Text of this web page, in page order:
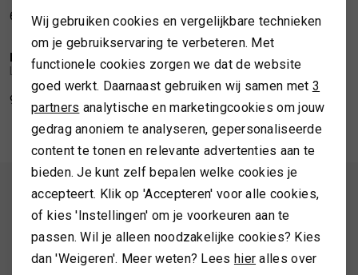
TASSEN
TOPS EN SHIRTS
TRUIEN
VESTEN
60,00 149,99 107,96 269,90
/2
SALE
LIU.JO
Liu Jo Jacket navetta boucle
96,00 239,99
1/2
LIU.JO
Liu Jo Knit skirt with sequins
159,99
ALTIJD ALS EERSTE OP DE HOOGTE ZIJN?
Schrijf je in en ontvang 10% korting op je 1e bestelling
Analytische cookies
Marketing cookies
Wij gebruiken cookies en vergelijkbare technieken
om je gebruikservaring te verbeteren. Met
functionele cookies zorgen we dat de website
goed werkt. Daarnaast gebruiken wij samen met 3
partners analytische en marketingcookies om jouw
gedrag anoniem te analyseren, gepersonaliseerde
content te tonen en relevante advertenties aan te
bieden. Je kunt zelf bepalen welke cookies je
accepteert. Klik op 'Accepteren' voor alle cookies,
of kies 'Instellingen' om je voorkeuren aan te
passen. Wil je alleen noodzakelijke cookies? Kies
dan 'Weigeren'. Meer weten? Lees hier alles over